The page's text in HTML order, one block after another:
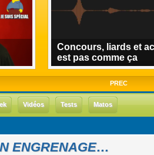
Concours, liards et
est pas comme ça
PREC
Vidéos Tests Matos
ENGRENAGE…